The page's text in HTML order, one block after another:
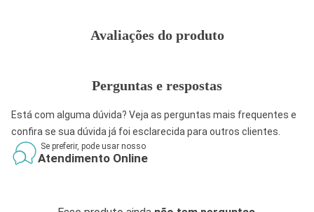
Avaliações do produto
Perguntas e respostas
Está com alguma dúvida? Veja as perguntas mais frequentes e
confira se sua dúvida já foi esclarecida para outros clientes.
Se preferir, pode usar nosso
Atendimento Online